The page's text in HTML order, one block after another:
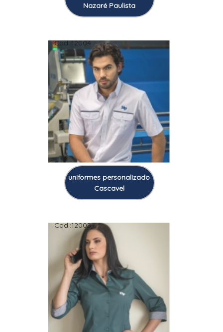
Nazaré Paulista
Cod.:12004
uniformes personalizado
Cascavel
Cod.:12005